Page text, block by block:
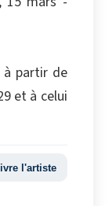
à partir de
et à celui
l'artiste